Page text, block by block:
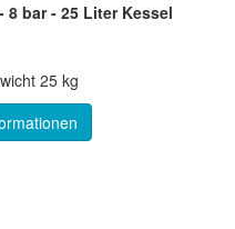
8 bar - 25 Liter Kessel
25 kg